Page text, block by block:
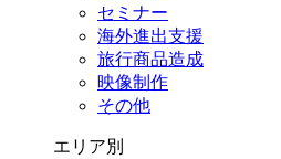
セミナー
海外進出支援
旅行商品造成
映像制作
その他
エリア別